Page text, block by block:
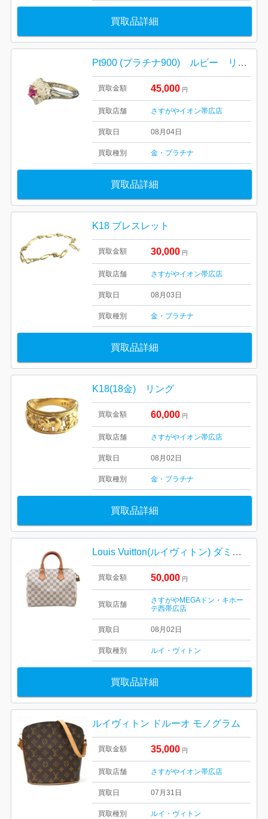
買取品詳細
Pt900 (プラチナ900) ルビー リング
買取金額 45,000 円
買取店舗 さすがやイオン帯広店
買取日 08月04日
買取種別 金・プラチナ
買取品詳細
K18 ブレスレット
買取金額 30,000 円
買取店舗 さすがやイオン帯広店
買取日 08月03日
買取種別 金・プラチナ
買取品詳細
K18(18金) リング
買取金額 60,000 円
買取店舗 さすがやイオン帯広店
買取日 08月02日
買取種別 金・プラチナ
買取品詳細
Louis Vuitton(ルイヴィトン) ダミエ アズール スピーディ25
買取金額 50,000 円
買取店舗
さすがやMEGAドン・キホー
テ西帯広店
買取日 08月02日
買取種別 ルイ・ヴィトン
買取品詳細
ルイヴィトン ドルーオ モノグラム
買取金額 35,000 円
買取店舗 さすがやイオン帯広店
買取日 07月31日
買取種別 ルイ・ヴィトン